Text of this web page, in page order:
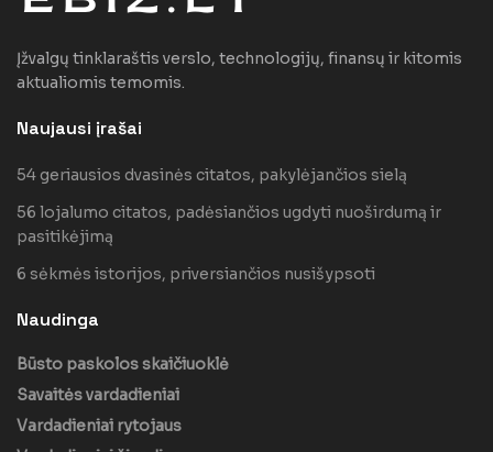
Įžvalgų tinklaraštis verslo, technologijų, finansų ir kitomis
aktualiomis temomis.
Naujausi įrašai
54 geriausios dvasinės citatos, pakylėjančios sielą
56 lojalumo citatos, padėsiančios ugdyti nuoširdumą ir
pasitikėjimą
6 sėkmės istorijos, priversiančios nusišypsoti
Naudinga
Būsto paskolos skaičiuoklė
Savaitės vardadieniai
Vardadieniai rytojaus